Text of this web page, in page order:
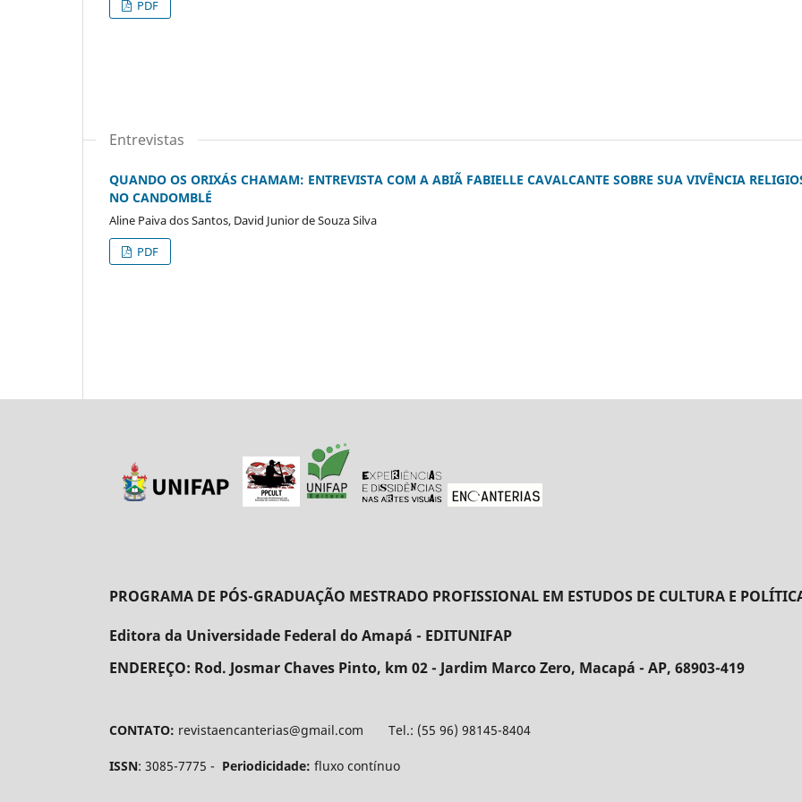
PDF
Entrevistas
QUANDO OS ORIXÁS CHAMAM: ENTREVISTA COM A ABIÃ FABIELLE CAVALCANTE SOBRE SUA VIVÊNCIA
NO CANDOMBLÉ
Aline Paiva dos Santos, David Junior de Souza Silva
PDF
PROGRAMA DE PÓS-GRADUAÇÃO MESTRADO PROFISSIONAL EM ESTUDOS DE CULTURA E
Editora da Universidade Federal do Amapá - EDITUNIFAP
ENDEREÇO: Rod. Josmar Chaves Pinto, km 02 - Jardim Marco Zero, Macapá - AP, 68903-419
CONTATO: revistaencanterias@gmail.com Tel.: (55 96) 98145-8404
ISSN: 3085-7775 - Periodicidade: fluxo contínuo